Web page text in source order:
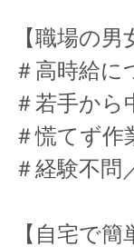
【職場の男
＃高時給に
＃若手から
＃慌てず
＃経験不問
【自宅で